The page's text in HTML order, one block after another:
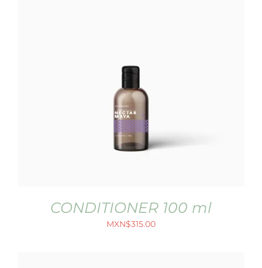
CONDITIONER 100 ml
MXN$315.00